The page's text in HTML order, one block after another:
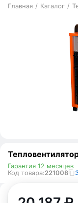
Главная / Каталог /
Код товара:221008
Гарантия 12 месяцев